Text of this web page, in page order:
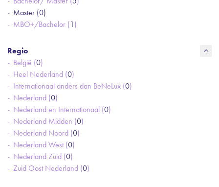
Master (0)
MBO+/Bachelor (1)
Regio
België (0)
Heel Nederland (0)
Internationaal anders dan BeNeLux (0)
Nederland (0)
Nederland en Internationaal (0)
Nederland Midden (0)
Nederland Noord (0)
Nederland West (0)
Nederland Zuid (0)
Zuid Oost Nederland (0)